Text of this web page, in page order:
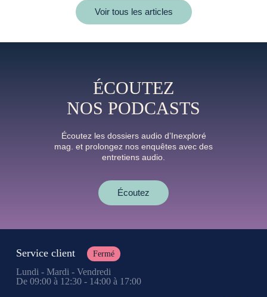
Voir tous les articles
ÉCOUTEZ
NOS PODCASTS
Écoutez les dossiers audio d’Inexploré
mag. et prolongez nos enquêtes avec des
entretiens audio.
Écoutez
Service client Fermé
Lundi - Mardi - Vendredi
De 09:00 à 12:30 - 14:00 à 17:00